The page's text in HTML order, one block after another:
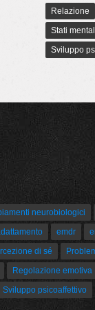
Relazione
Stati
Sviluppo
neurobiologici
emdr
di sé
Regolazione emotiva
Sviluppo psicoaffettivo